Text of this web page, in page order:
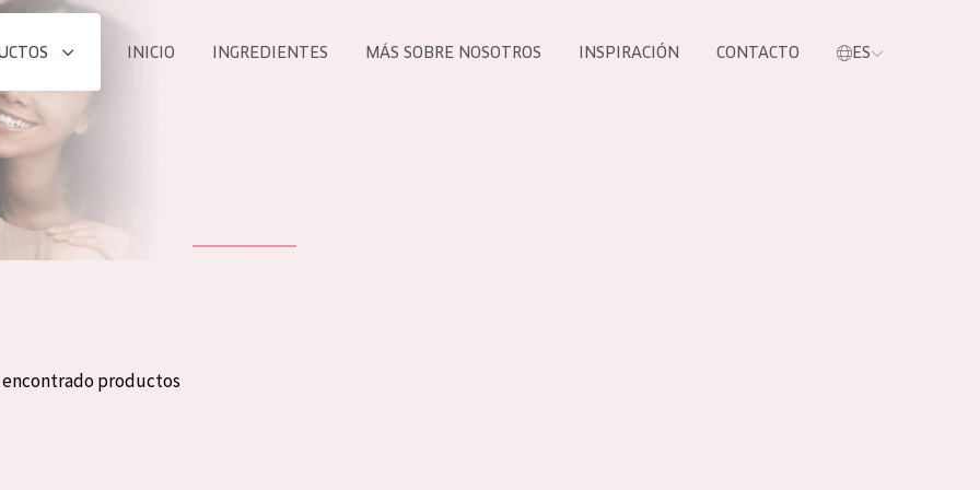
INICIO INGREDIENTES MÁS SOBRE NOSOTROS INSPIRACIÓN CONTACTO ES
encontrado productos